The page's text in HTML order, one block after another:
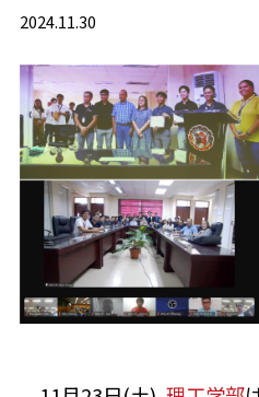
2024.11.30